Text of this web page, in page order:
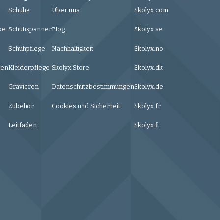
Schuhe
Schuhspanner
Schuhpflege
Kleiderpflege
Gravieren
Zubehor
Leitfaden
Über uns
Blog
Nachhaltigkeit
Skolyx Store
Datenschutzbestimmungen
Cookies und Sicherheit
Skolyx.com
Skolyx.se
Skolyx.no
Skolyx.dk
Skolyx.de
Skolyx.fr
Skolyx.fi